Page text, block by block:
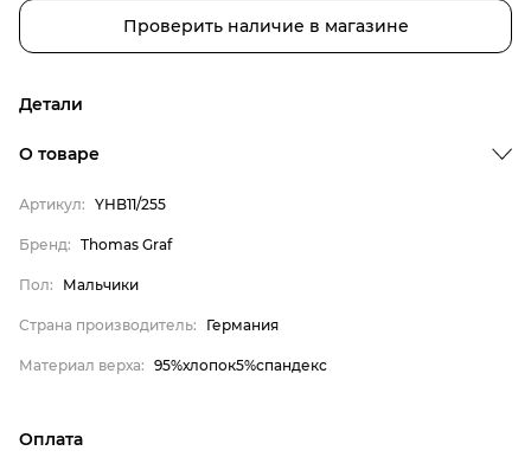
Проверить наличие в магазине
Детали
Пол
Страна производитель
Материал верха
О товаре
Артикул: YHB11/255
Бренд: Thomas Graf
Пол: Мальчики
Страна производитель: Германия
Материал верха: 95%хлопок5%спандекс
Оплата